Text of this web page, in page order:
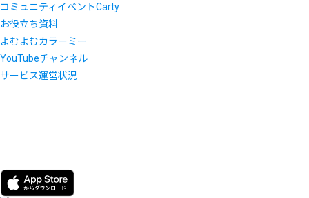
コミュニティイベントCarty
お役立ち資料
よむよむカラーミー
YouTubeチャンネル
サービス運営状況